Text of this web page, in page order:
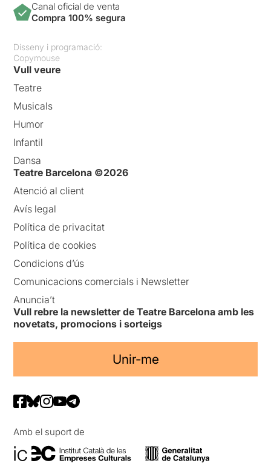
Canal oficial de venta
Compra 100% segura
Disseny i programació:
Copymouse
Vull veure
Teatre
Musicals
Humor
Infantil
Dansa
Teatre Barcelona ©2026
Atenció al client
Avís legal
Política de privacitat
Política de cookies
Condicions d’ús
Comunicacions comercials i Newsletter
Anuncia’t
Vull rebre la newsletter de Teatre Barcelona amb les
novetats, promocions i sorteigs
Unir-me
Amb el suport de